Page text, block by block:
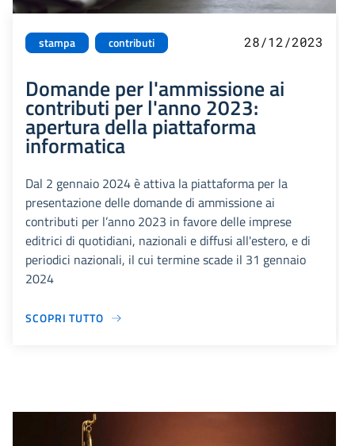
stampa contributi 28/12/2023
Domande per l'ammissione ai
contributi per l'anno 2023:
apertura della piattaforma
informatica
Dal 2 gennaio 2024 è attiva la piattaforma per la
presentazione delle domande di ammissione ai
contributi per l’anno 2023 in favore delle imprese
editrici di quotidiani, nazionali e diffusi all'estero, e di
periodici nazionali, il cui termine scade il 31 gennaio
2024
SCOPRI TUTTO